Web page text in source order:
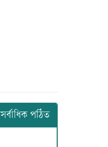
সর্বাধিক পঠিত